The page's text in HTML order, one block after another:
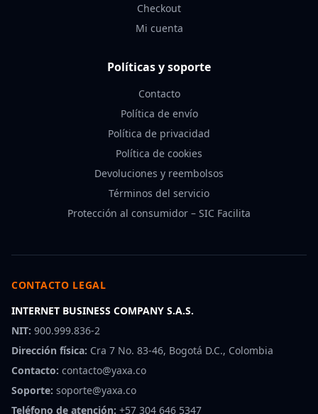
Checkout
Mi cuenta
Políticas y soporte
Contacto
Política de envío
Política de privacidad
Política de cookies
Devoluciones y reembolsos
Términos del servicio
Protección al consumidor – SIC Facilita
CONTACTO LEGAL
INTERNET BUSINESS COMPANY S.A.S.
NIT: 900.999.836-2
Dirección física: Cra 7 No. 83-46, Bogotá D.C., Colombia
Contacto: contacto@yaxa.co
Soporte: soporte@yaxa.co
Teléfono de atención: +57 304 646 5347